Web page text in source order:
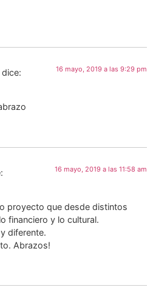
dice: 16 mayo, 2019 a las 9:29 pm
16 mayo, 2019 a las 11:58 am
proyecto que desde distintos
financiero y lo cultural.
diferente.
Abrazos!